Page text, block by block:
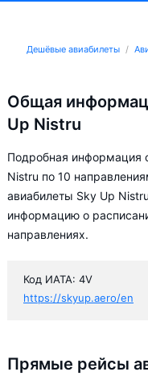
Дешёвые авиабилеты
Общая
Up Nistru
Подробная информация
Nistru по 10
авиабилеты Sky Up
информацию о
направлениях.
Код ИАТА: 4V
https://skyup.aero/en
Прямые рейсы